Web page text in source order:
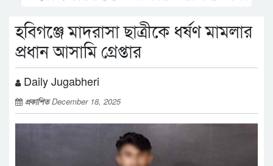
হবিগঞ্জে মাদরাসা ছাত্রীকে ধর্ষণ মামলার
প্রধান আসামি গ্রেপ্তার
Daily Jugabheri
প্রকাশিতDecember 18, 2025